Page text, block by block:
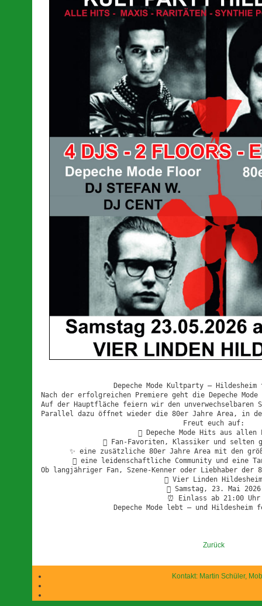
Depeche Mode Kultparty –
Nach der erfolgreichen Premiere geht die Depeche
Auf der Hauptfläche feiern wir den unverwechselbaren
Parallel dazu öffnet wieder die 80er Jahre Area, in
Freut euch auf:
 Depeche Mode Hits aus allen
 Fan-Favoriten, Klassiker und selten
✨ eine zusätzliche 80er Jahre Area mit den
 eine leidenschaftliche Community und eine
Ob langjähriger Fan, Szene-Kenner oder Liebhaber
 Vier Linden Hildesheim
 Samstag, 23. Mai 2026
⏰ Einlass ab 21:00 Uhr
Depeche Mode lebt – und
Zurück
Kontakt: Martin Schüler,